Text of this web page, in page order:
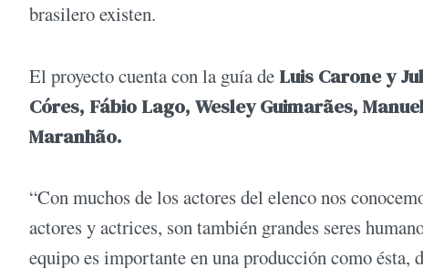
brasilero existen.
El proyecto cuenta con la guía de Luis Carone y
Córes, Fábio Lago, Wesley Guimarães,
Maranhão.
“Con muchos de los actores del elenco nos
actores y actrices, son también grandes seres
equipo es importante en una producción como ésta,